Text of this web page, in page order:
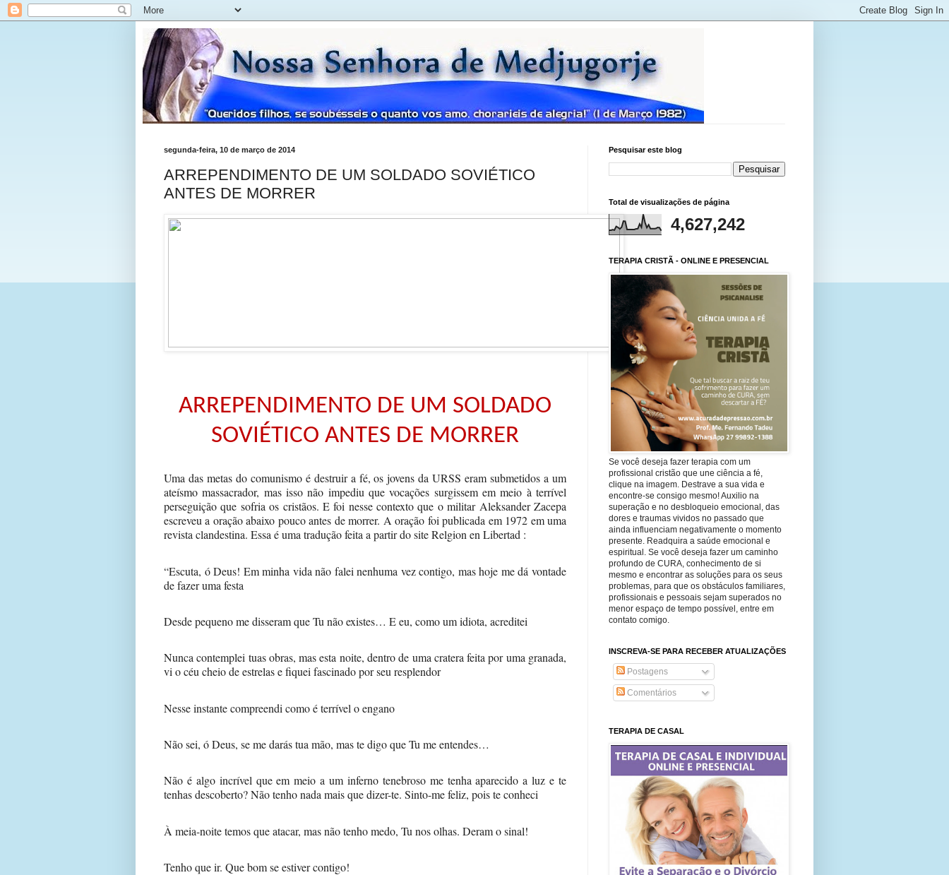
segunda-feira, 10 de março de 2014
ARREPENDIMENTO DE UM SOLDADO SOVIÉTICO
ANTES DE MORRER
ARREPENDIMENTO DE UM SOLDADO
SOVIÉTICO ANTES DE MORRER
Uma das metas do comunismo é destruir a fé, os jovens da URSS eram submetidos a um
ateísmo massacrador, mas isso não impediu que vocações surgissem em meio à terrível
perseguição que sofria os cristãos. E foi nesse contexto que o militar Aleksander Zacepa
escreveu a oração abaixo pouco antes de morrer. A oração foi publicada em 1972 em uma
revista clandestina. Essa é uma tradução feita a partir do site Relgion en Libertad :
“Escuta, ó Deus! Em minha vida não falei nenhuma vez contigo, mas hoje me dá vontade
de fazer uma festa
Desde pequeno me disseram que Tu não existes… E eu, como um idiota, acreditei
Nunca contemplei tuas obras, mas esta noite, dentro de uma cratera feita por uma granada,
vi o céu cheio de estrelas e fiquei fascinado por seu resplendor
Nesse instante compreendi como é terrível o engano
Não sei, ó Deus, se me darás tua mão, mas te digo que Tu me entendes…
Não é algo incrível que em meio a um inferno tenebroso me tenha aparecido a luz e te
tenhas descoberto? Não tenho nada mais que dizer-te. Sinto-me feliz, pois te conheci
À meia-noite temos que atacar, mas não tenho medo, Tu nos olhas. Deram o sinal!
Tenho que ir. Que bom se estiver contigo!
Pesquisar este blog
Total de visualizações de página
4,627,242
TERAPIA CRISTÃ - ONLINE E PRESENCIAL
Se você deseja fazer terapia com um
profissional cristão que une ciência a fé,
clique na imagem. Destrave a sua vida e
encontre-se consigo mesmo! Auxilio na
superação e no desbloqueio emocional, das
dores e traumas vividos no passado que
ainda influenciam negativamente o momento
presente. Readquira a saúde emocional e
espiritual. Se você deseja fazer um caminho
profundo de CURA, conhecimento de si
mesmo e encontrar as soluções para os seus
problemas, para que os obstáculos familiares,
profissionais e pessoais sejam superados no
menor espaço de tempo possível, entre em
contato comigo.
INSCREVA-SE PARA RECEBER ATUALIZAÇÕES
Postagens
Comentários
TERAPIA DE CASAL